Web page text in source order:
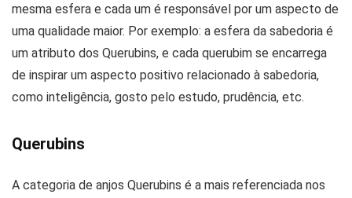
mesma esfera e cada um é responsável por um aspecto de
uma qualidade maior. Por exemplo: a esfera da sabedoria é
um atributo dos Querubins, e cada querubim se encarrega
de inspirar um aspecto positivo relacionado à sabedoria,
como inteligência, gosto pelo estudo, prudência, etc.
Querubins
A categoria de anjos Querubins é a mais referenciada nos